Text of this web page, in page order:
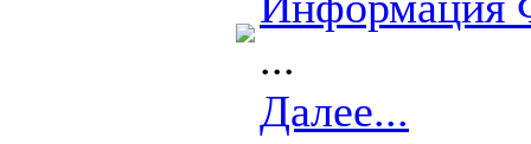
...
Далее...